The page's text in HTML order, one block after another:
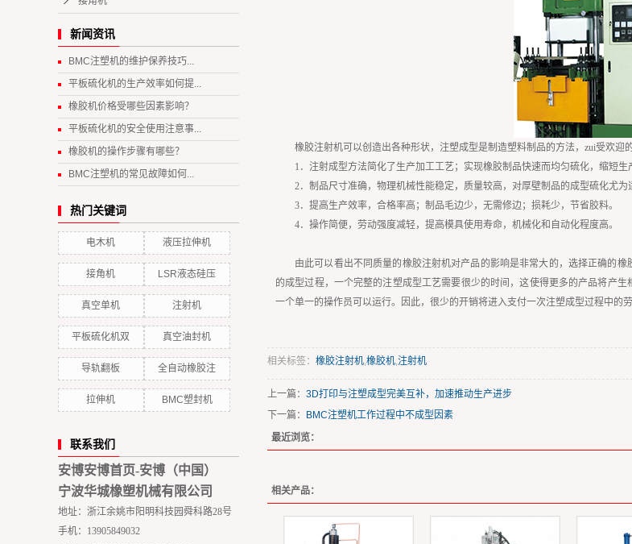
新闻资讯
BMC注塑机的维护保养技巧...
平板硫化机的生产效率如何提...
橡胶机价格受哪些因素影响？
平板硫化机的安全使用注意事...
橡胶机的操作步骤有哪些？
BMC注塑机的常见故障如何...
热门关键词
电木机 液压拉伸机
接角机 LSR液态硅压
真空单机 注射机
平板硫化机双 真空油封机
导轨翻板 全自动橡胶注
拉伸机 BMC塑封机
联系我们
安博安博首页-安博（中国）
宁波华城橡塑机械有限公司
地址：浙江余姚市阳明科技园舜科路28号
手机：13905849032
橡胶注射机可以创造出各种形状，注塑成型是制造塑料制品的方法，zui受欢迎
1．注射成型方法简化了生产加工工艺；实现橡胶制品快速而均匀硫化，缩短生
2．制品尺寸准确，物理机械性能稳定，质量较高，对厚壁制品的成型硫化尤为
3．提高生产效率，合格率高；制品毛边少，无需修边；损耗少，节省胶料。
4．操作简便，劳动强度减轻，提高模具使用寿命，机械化和自动化程度高。
由此可以看出不同质量的橡胶注射机对产品的影响是非常大的，选择正确的
的成型过程，一个完整的注塑成型工艺需要很少的时间，这使得更多的产品将产
一个单一的操作员可以运行。因此，很少的开销将进入支付一次注塑成型过程中的劳
相关标签： 橡胶注射机,橡胶机,注射机
上一篇： 3D打印与注塑成型完美互补，加速推动生产进步
下一篇：
BMC注塑机工作过程中不成型因素
最近浏览：
相关产品：